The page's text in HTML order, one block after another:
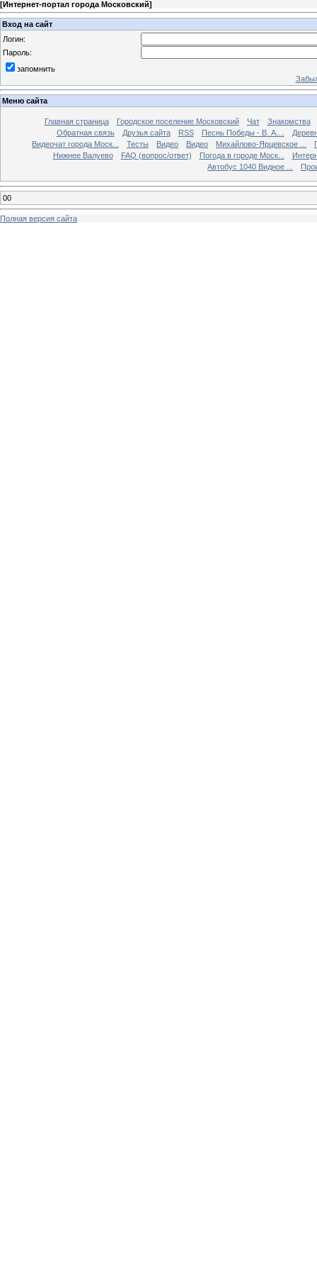
[Интернет-портал города Московский]
Вход на сайт
Логин:
Пароль:
запомнить
Меню сайта
Главная страница Городское поселение Московский Чат
Знакомства
Обратная связь
Друзья сайта RSS Песнь Победы - В. А....
Видеочат города Моск...
Тесты Видео Видео Михайлово-Ярцевское ...
Нижнее Валуево
FAQ (вопрос/ответ) Погода в городе Моск...
Автобус 1040 Видное ...
00
Полная версия сайта